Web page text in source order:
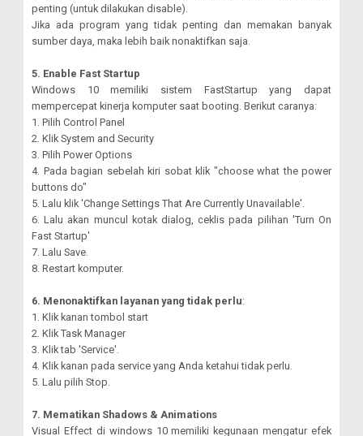
penting (untuk dilakukan disable).
Jika ada program yang tidak penting dan memakan banyak
sumber daya, maka lebih baik nonaktifkan saja.
5. Enable Fast Startup
Windows 10 memiliki sistem FastStartup yang dapat
mempercepat kinerja komputer saat booting. Berikut caranya:
1. Pilih Control Panel
2. Klik System and Security
3. Pilih Power Options
4. Pada bagian sebelah kiri sobat klik "choose what the power
buttons do"
5. Lalu klik 'Change Settings That Are Currently Unavailable'.
6. Lalu akan muncul kotak dialog, ceklis pada pilihan 'Turn On
Fast Startup'
7. Lalu Save.
8. Restart komputer.
6. Menonaktifkan layanan yang tidak perlu:
1. Klik kanan tombol start
2. Klik Task Manager
3. Klik tab 'Service'.
4. Klik kanan pada service yang Anda ketahui tidak perlu.
5. Lalu pilih Stop.
7. Mematikan Shadows & Animations
Visual Effect di windows 10 memiliki kegunaan mengatur efek